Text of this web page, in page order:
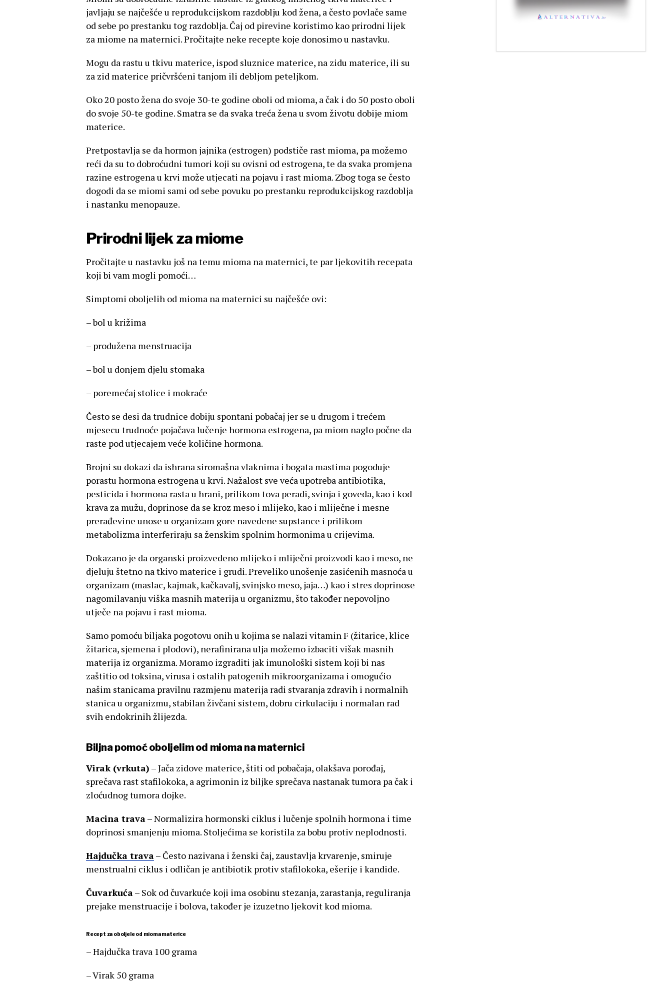
javljaju se najčešće u reprodukcijskom razdoblju kod žena, a često povlače same
od sebe po prestanku tog razdoblja. Čaj od pirevine koristimo kao prirodni lijek
za miome na maternici. Pročitajte neke recepte koje donosimo u nastavku.
Mogu da rastu u tkivu materice, ispod sluznice materice, na zidu materice, ili su
za zid materice pričvršćeni tanjom ili debljom peteljkom.
Oko 20 posto žena do svoje 30-te godine oboli od mioma, a čak i do 50 posto oboli
do svoje 50-te godine. Smatra se da svaka treća žena u svom životu dobije miom
materice.
Pretpostavlja se da hormon jajnika (estrogen) podstiče rast mioma, pa možemo
reći da su to dobroćudni tumori koji su ovisni od estrogena, te da svaka promjena
razine estrogena u krvi može utjecati na pojavu i rast mioma. Zbog toga se često
dogodi da se miomi sami od sebe povuku po prestanku reprodukcijskog razdoblja
i nastanku menopauze.
Prirodni lijek za miome
Pročitajte u nastavku još na temu mioma na maternici, te par ljekovitih recepata
koji bi vam mogli pomoći…
Simptomi oboljelih od mioma na maternici su najčešće ovi:
– bol u križima
– produžena menstruacija
– bol u donjem djelu stomaka
– poremećaj stolice i mokraće
Često se desi da trudnice dobiju spontani pobačaj jer se u drugom i trećem
mjesecu trudnoće pojačava lučenje hormona estrogena, pa miom naglo počne da
raste pod utjecajem veće količine hormona.
Brojni su dokazi da ishrana siromašna vlaknima i bogata mastima pogoduje
porastu hormona estrogena u krvi. Nažalost sve veća upotreba antibiotika,
pesticida i hormona rasta u hrani, prilikom tova peradi, svinja i goveda, kao i kod
krava za mužu, doprinose da se kroz meso i mlijeko, kao i mliječne i mesne
prerađevine unose u organizam gore navedene supstance i prilikom
metabolizma interferiraju sa ženskim spolnim hormonima u crijevima.
Dokazano je da organski proizvedeno mlijeko i mliječni proizvodi kao i meso, ne
djeluju štetno na tkivo materice i grudi. Preveliko unošenje zasićenih masnoća u
organizam (maslac, kajmak, kačkavalj, svinjsko meso, jaja…) kao i stres doprinose
nagomilavanju viška masnih materija u organizmu, što također nepovoljno
utječe na pojavu i rast mioma.
Samo pomoću biljaka pogotovu onih u kojima se nalazi vitamin F (žitarice, klice
žitarica, sjemena i plodovi), nerafinirana ulja možemo izbaciti višak masnih
materija iz organizma. Moramo izgraditi jak imunološki sistem koji bi nas
zaštitio od toksina, virusa i ostalih patogenih mikroorganizama i omogućio
našim stanicama pravilnu razmjenu materija radi stvaranja zdravih i normalnih
stanica u organizmu, stabilan živčani sistem, dobru cirkulaciju i normalan rad
svih endokrinih žlijezda.
Biljna pomoć oboljelim od mioma na maternici
Virak (vrkuta) – Jača zidove materice, štiti od pobačaja, olakšava porođaj,
sprečava rast stafilokoka, a agrimonin iz biljke sprečava nastanak tumora pa čak i
zloćudnog tumora dojke.
Macina trava – Normalizira hormonski ciklus i lučenje spolnih hormona i time
doprinosi smanjenju mioma. Stoljećima se koristila za bobu protiv neplodnosti.
Hajdučka trava – Često nazivana i ženski čaj, zaustavlja krvarenje, smiruje
menstrualni ciklus i odličan je antibiotik protiv stafilokoka, ešerije i kandide.
Čuvarkuća – Sok od čuvarkuće koji ima osobinu stezanja, zarastanja, reguliranja
prejake menstruacije i bolova, također je izuzetno ljekovit kod mioma.
Recept za oboljele od mioma materice
– Hajdučka trava 100 grama
– Virak 50 grama